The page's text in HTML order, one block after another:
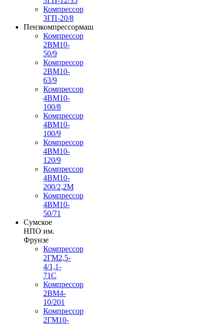
Компрессор
3ГП-20/8
Пензкомпрессормаш
Компрессор
2ВМ10-
50/9
Компрессор
2ВМ10-
63/9
Компрессор
4ВМ10-
100/8
Компрессор
4ВМ10-
100/9
Компрессор
4ВМ10-
120/9
Компрессор
4ВМ10-
200/2,2М
Компрессор
4ВМ10-
50/71
Сумское
НПО им.
Фрунзе
Компрессор
2ГМ2,5-
4/1,1-
71С
Компрессор
2ВМ4-
10/201
Компрессор
2ГМ10-